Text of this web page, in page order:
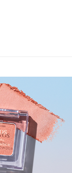
含以上)免運費
含以上)免運費